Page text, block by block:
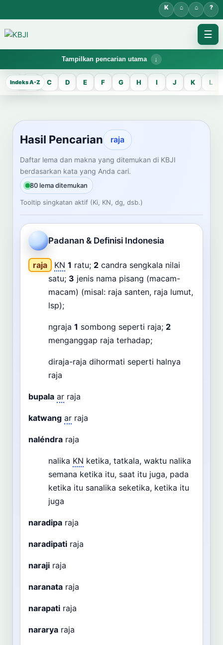
☰
Tampilkan pencarian utama
KBJI WORKSPACE
Hasil Pencarian
Temukan lema Jawa dan maknanya dalam bahasa Indonesia saat
mengelola data Kamus Bahasa Jawa-Indonesia.
CARI LEMA JAWA
Masukkan kata Jawa
Dashboard Pencarian
A B C D E F G H I J K L
Hasil Pencarian raja
Daftar lema dan makna yang ditemukan di KBJI
berdasarkan kata yang Anda cari.
80 lema ditemukan
Tooltip singkatan aktif (Ki, KN, dg, dsb.)
Padanan & Definisi Indonesia
raja KN 1 ratu; 2 candra sengkala nilai
satu; 3 jenis nama pisang (macam-
macam) (misal: raja santen, raja lumut,
lsp);
ngraja 1 sombong seperti raja; 2
menganggap raja terhadap;
diraja-raja dihormati seperti halnya
raja
bupala ar raja
katwang ar raja
naléndra raja
nalika KN ketika, tatkala, waktu nalika
semana ketika itu, saat itu juga, pada
ketika itu sanalika seketika, ketika itu
juga
naradipa raja
naradipati raja
naraji raja
naranata raja
narapati raja
nararya raja